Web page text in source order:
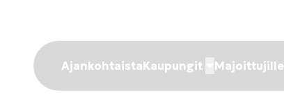
AjankohtaistaKaupungit Majoittujille